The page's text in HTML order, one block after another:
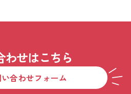
わせはこちら
合わせフォーム